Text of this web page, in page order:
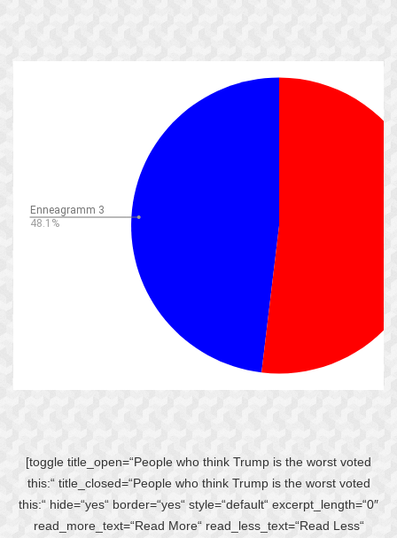
[toggle title_open=“People who think Trump is the worst voted
this:“ title_closed=“People who think Trump is the worst voted
this:“ hide=“yes“ border=“yes“ style=“default“ excerpt_length=“0″
read_more_text=“Read More“ read_less_text=“Read Less“